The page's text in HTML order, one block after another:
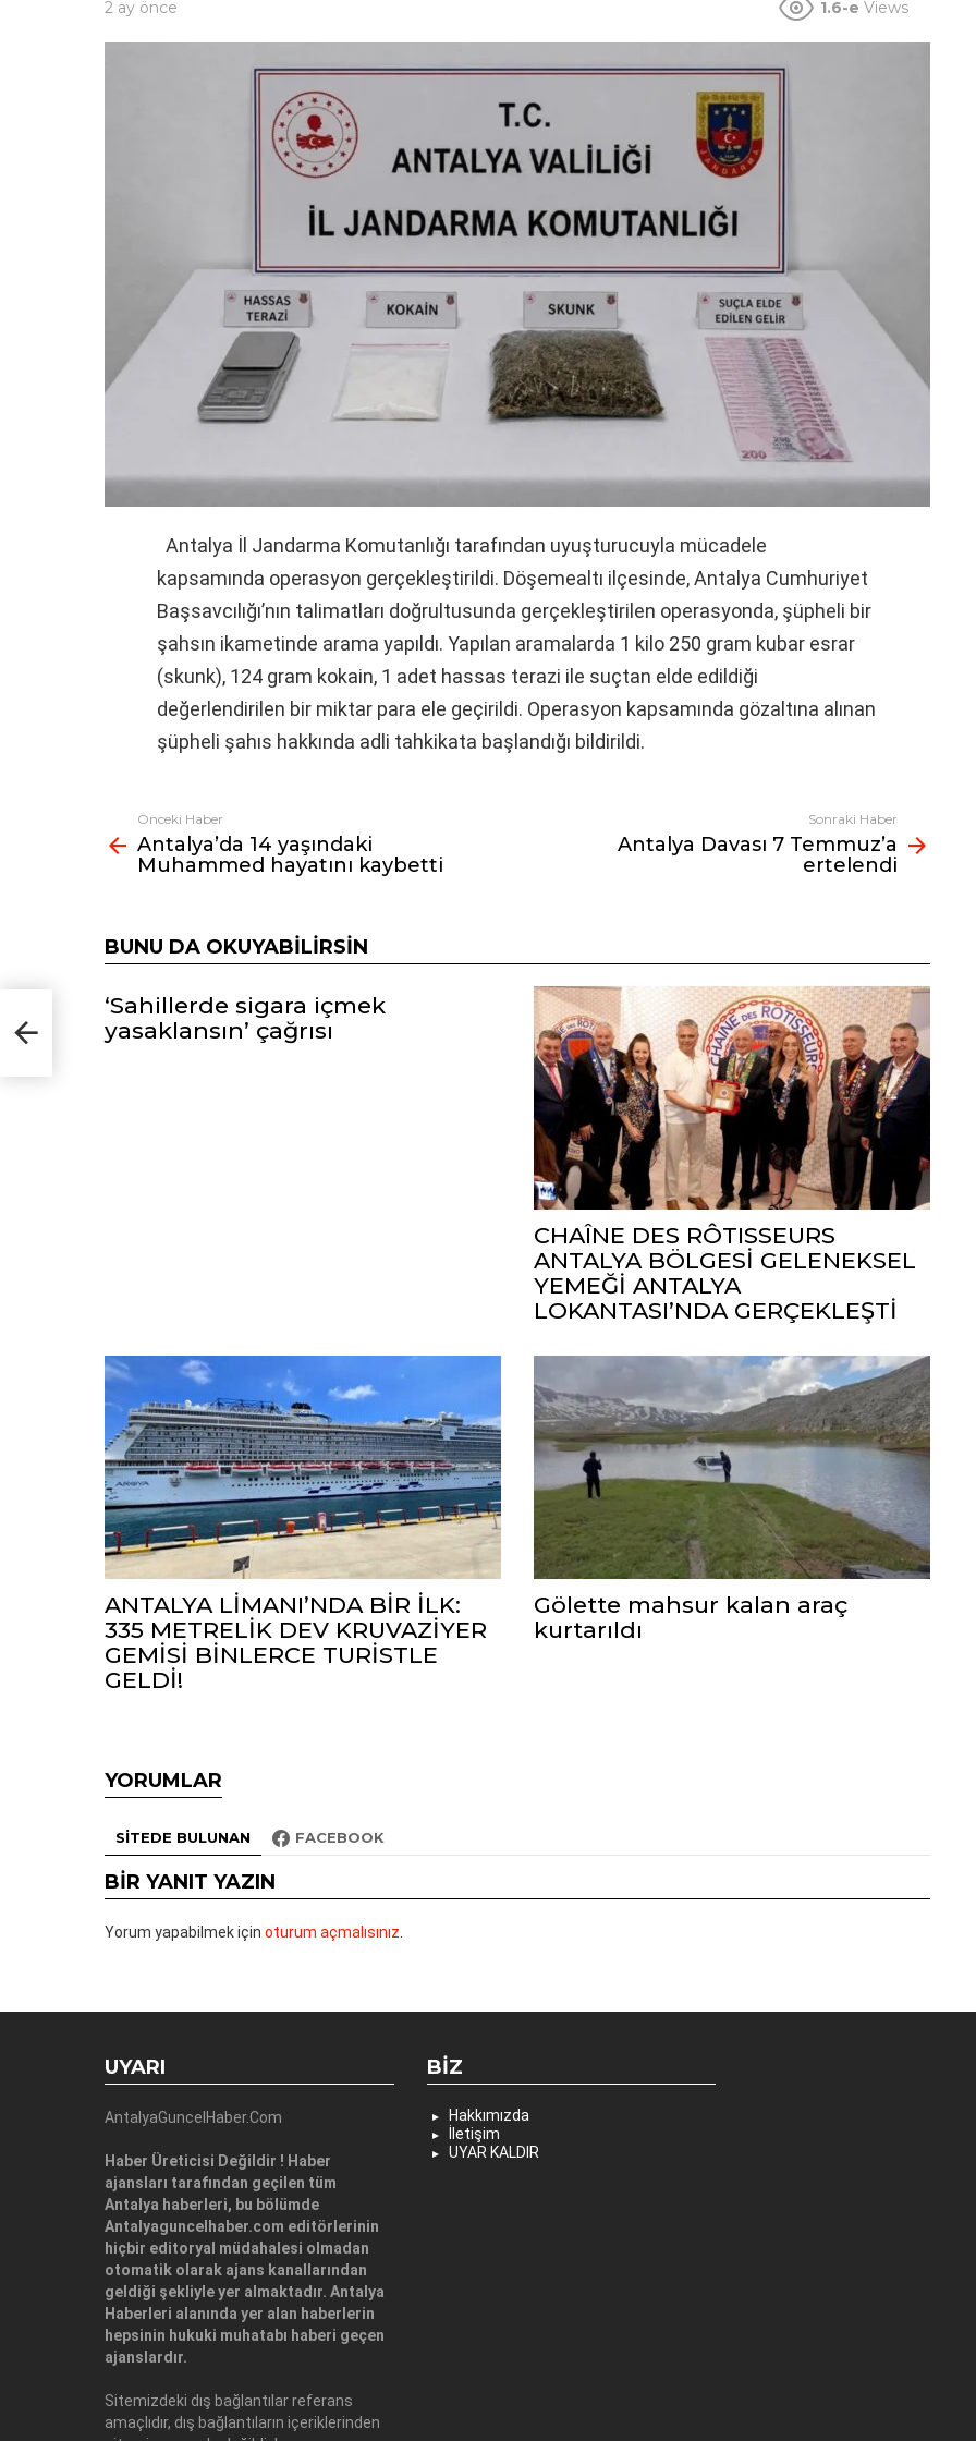
2 ay önce 1.6-e Views
Antalya İl Jandarma Komutanlığı tarafından uyuşturucuyla mücadele
kapsamında operasyon gerçekleştirildi. Döşemealtı ilçesinde, Antalya Cumhuriyet
Başsavcılığı’nın talimatları doğrultusunda gerçekleştirilen operasyonda, şüpheli bir
şahsın ikametinde arama yapıldı. Yapılan aramalarda 1 kilo 250 gram kubar esrar
(skunk), 124 gram kokain, 1 adet hassas terazi ile suçtan elde edildiği
değerlendirilen bir miktar para ele geçirildi. Operasyon kapsamında gözaltına alınan
şüpheli şahıs hakkında adli tahkikata başlandığı bildirildi.
Fazlasına
bak
Önceki Haber
Antalya’da 14 yaşındaki
Muhammed hayatını kaybetti
Sonraki Haber
Antalya Davası 7 Temmuz’a
ertelendi
BUNU DA OKUYABILIRSIN
‘Sahillerde sigara içmek
yasaklansın’ çağrısı
CHAÎNE DES RÔTISSEURS
ANTALYA BÖLGESİ GELENEKSEL
YEMEĞİ ANTALYA
LOKANTASI’NDA GERÇEKLEŞTİ
ANTALYA LİMANI’NDA BİR İLK:
335 METRELİK DEV KRUVAZİYER
GEMİSİ BİNLERCE TURİSTLE
GELDİ!
Gölette mahsur kalan araç
kurtarıldı
YORUMLAR
SITEDE BULUNAN FACEBOOK
BIR YANIT YAZIN
Yorum yapabilmek için oturum açmalısınız
UYARI
AntalyaGuncelHaber.Com
Haber Üreticisi Değildir ! Haber
ajansları tarafından geçilen tüm
Antalya haberleri, bu bölümde
Antalyaguncelhaber.com editörlerinin
hiçbir editoryal müdahalesi olmadan
otomatik olarak ajans kanallarından
geldiği şekliyle yer almaktadır. Antalya
Haberleri alanında yer alan haberlerin
hepsinin hukuki muhatabı haberi geçen
ajanslardır.
Sitemizdeki dış bağlantılar referans
amaçlıdır, dış bağlantıların içeriklerinden
BIZ
Hakkımızda
İletişim
UYAR KALDIR